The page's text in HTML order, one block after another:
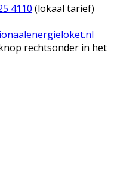
4110 (lokaal tarief)
rechtsonder in het